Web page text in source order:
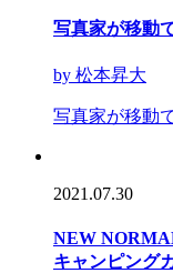
写真家が移動
by 松本昇大
写真家が移動
2021.07.30
NEW
キャンピング